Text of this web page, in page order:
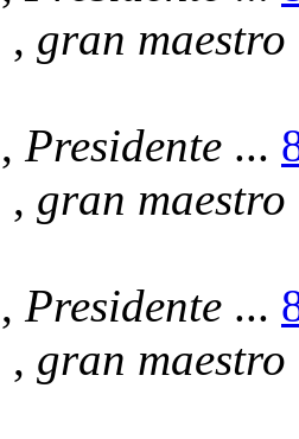
, gran
, Presidente ...
, gran
, Presidente ...
, gran